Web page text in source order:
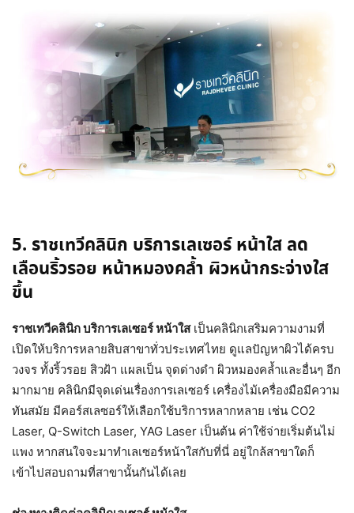
5. ราชเทวีคลินิก บริการเลเซอร์ หน้าใสลด
เลือนริ้วรอย หน้าหมองคล้ำ ผิวหน้ากระจ่างใส
ขึ้น
ราชเทวีคลินิก บริการเลเซอร์ หน้าใสเป็นคลินิกเสริมความงามที่
เปิดให้บริการหลายสิบสาขาทั่วประเทศไทย ดูแลปัญหาผิวได้ครบ
วงจร ทั้งริ้วรอย สิวฝ้า แผลเป็น จุดด่างดำ ผิวหมองคล้ำและอื่นๆ อีก
มากมาย คลินิกมีจุดเด่นเรื่องการเลเซอร์ เครื่องไม้เครื่องมือมีความ
ทันสมัย มีคอร์สเลซอร์ให้เลือกใช้บริการหลากหลาย เช่น CO2
Laser, Q-Switch Laser, YAG Laser เป็นต้น ค่าใช้จ่ายเริ่มต้นไม่
แพง หากสนใจจะมาทำเลเซอร์หน้าใสกับที่นี่ อยู่ใกล้สาขาใดก็
เข้าไปสอบถามที่สาขานั้นกันได้เลย